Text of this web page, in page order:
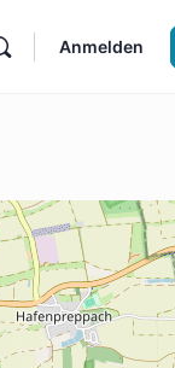
Anmelden